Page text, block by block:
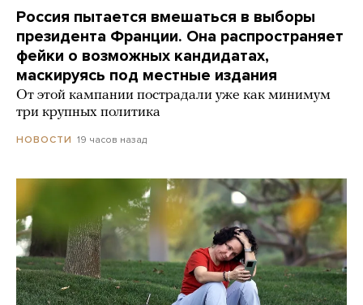
Россия пытается вмешаться в выборы
президента Франции. Она распространяет
фейки о возможных кандидатах,
маскируясь под местные издания
От этой кампании пострадали уже как минимум
три крупных политика
НОВОСТИ 19 часов назад